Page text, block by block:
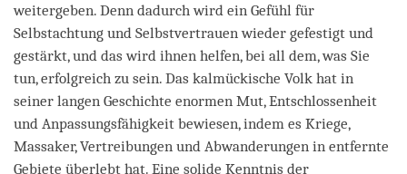
weitergeben. Denn dadurch wird ein Gefühl für
Selbstachtung und Selbstvertrauen wieder gefestigt und
gestärkt, und das wird ihnen helfen, bei all dem, was Sie
tun, erfolgreich zu sein. Das kalmückische Volk hat in
seiner langen Geschichte enormen Mut, Entschlossenheit
und Anpassungsfähigkeit bewiesen, indem es Kriege,
Massaker, Vertreibungen und Abwanderungen in entfernte
Gebiete überlebt hat. Eine solide Kenntnis der